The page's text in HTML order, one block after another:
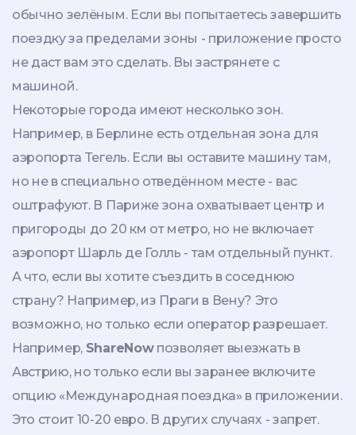
обычно зелёным. Если вы попытаетесь завершить
поездку за пределами зоны - приложение просто
не даст вам это сделать. Вы застрянете с
машиной.
Некоторые города имеют несколько зон.
Например, в Берлине есть отдельная зона для
аэропорта Тегель. Если вы оставите машину там,
но не в специально отведённом месте - вас
оштрафуют. В Париже зона охватывает центр и
пригороды до 20 км от метро, но не включает
аэропорт Шарль де Голль - там отдельный пункт.
А что, если вы хотите съездить в соседнюю
страну? Например, из Праги в Вену? Это
возможно, но только если оператор разрешает.
Например, ShareNowпозволяет выезжать в
Австрию, но только если вы заранее включите
опцию «Международная поездка» в приложении.
Это стоит 10-20 евро. В других случаях - запрет.